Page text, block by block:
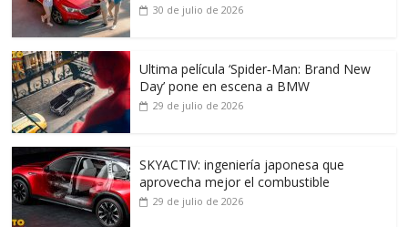
30 de julio de 2026
Ultima película ‘Spider‑Man: Brand New
Day’ pone en escena a BMW
29 de julio de 2026
SKYACTIV: ingeniería japonesa que
aprovecha mejor el combustible
29 de julio de 2026